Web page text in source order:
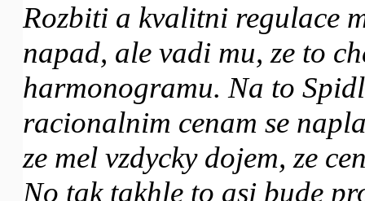
Rozbiti a kvalitni regulace
napad, ale vadi mu, ze to
harmonogramu. Na to
racionalnim cenam se
ze mel vzdycky dojem, ze
No tak takhle to asi bude